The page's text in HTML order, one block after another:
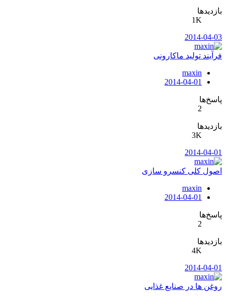
بازدیدها
1K
2014-04-03
فرآیند تولید ماکارونی
maxin
2014-04-01
پاسخ‌ها
2
بازدیدها
3K
2014-04-01
اصول کلی کنسرو سازی
maxin
2014-04-01
پاسخ‌ها
2
بازدیدها
4K
2014-04-01
روغن ها در صنایع غذایی